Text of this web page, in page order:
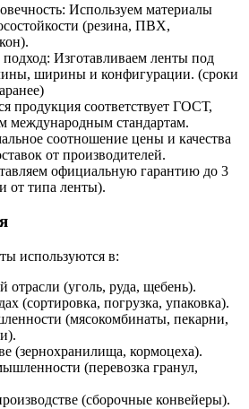
Используем материалы
(резина, ПВХ,
Изготавливаем ленты под
ширины и конфигурации. (сроки
продукция соответствует ГОСТ,
международным стандартам.
соотношение цены и качества
от производителей.
официальную гарантию до 3
от типа ленты).
используются в:
(уголь, руда, щебень).
(сортировка, погрузка, упаковка).
(мясокомбинаты, пекарни,
(зернохранилища, кормоцеха).
(перевозка гранул,
(сборочные конвейеры).